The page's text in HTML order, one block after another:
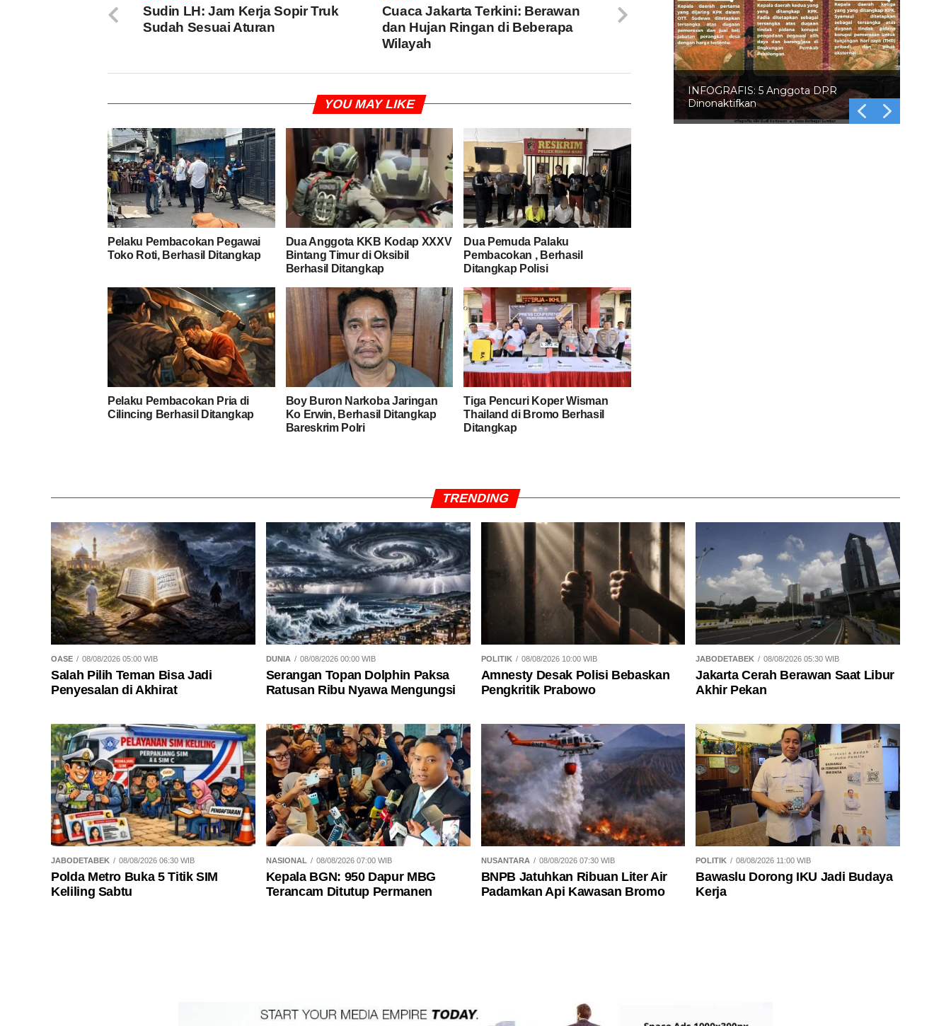
Cuaca Jakarta Terkini: Berawan
dan Hujan Ringan di Beberapa
Wilayah
Sudin LH: Jam Kerja Sopir Truk
Sudah Sesuai Aturan
YOU MAY LIKE
Pelaku Pembacokan Pegawai
Toko Roti, Berhasil Ditangkap
Dua Anggota KKB Kodap XXXV
Bintang Timur di Oksibil
Berhasil Ditangkap
Dua Pemuda Palaku
Pembacokan , Berhasil
Ditangkap Polisi
Pelaku Pembacokan Pria di
Cilincing Berhasil Ditangkap
Boy Buron Narkoba Jaringan
Ko Erwin, Berhasil Ditangkap
Bareskrim Polri
Tiga Pencuri Koper Wisman
Thailand di Bromo Berhasil
Ditangkap
INFOGRAFIS: 5 Anggota DPR
Dinonaktifkan
TRENDING
OASE 08/08/2026 05:00 WIB
Salah Pilih Teman Bisa Jadi
Penyesalan di Akhirat
DUNIA 08/08/2026 00:00 WIB
Serangan Topan Dolphin Paksa
Ratusan Ribu Nyawa Mengungsi
POLITIK 08/08/2026 10:00 WIB
Amnesty Desak Polisi Bebaskan
Pengkritik Prabowo
JABODETABEK 08/08/2026 05:30 WIB
Jakarta Cerah Berawan Saat Libur
Akhir Pekan
JABODETABEK 08/08/2026 06:30 WIB
Polda Metro Buka 5 Titik SIM
Keliling Sabtu
NASIONAL 08/08/2026 07:00 WIB
Kepala BGN: 950 Dapur MBG
Terancam Ditutup Permanen
NUSANTARA 08/08/2026 07:30 WIB
BNPB Jatuhkan Ribuan Liter Air
Padamkan Api Kawasan Bromo
POLITIK 08/08/2026 11:00 WIB
Bawaslu Dorong IKU Jadi Budaya
Kerja